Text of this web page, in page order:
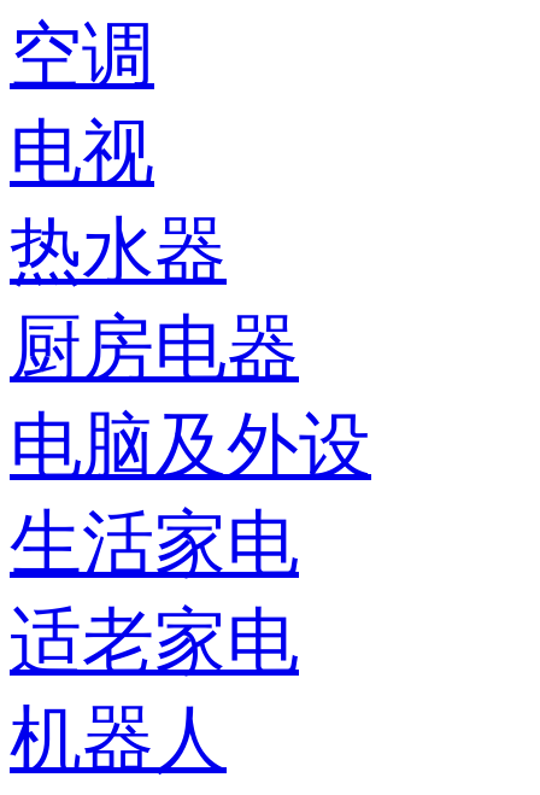
空调
电视
热水器
厨房电器
电脑及外设
生活家电
适老家电
机器人